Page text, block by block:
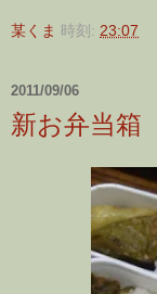
某くま 時刻: 23:07
2011/09/06
新お弁当箱